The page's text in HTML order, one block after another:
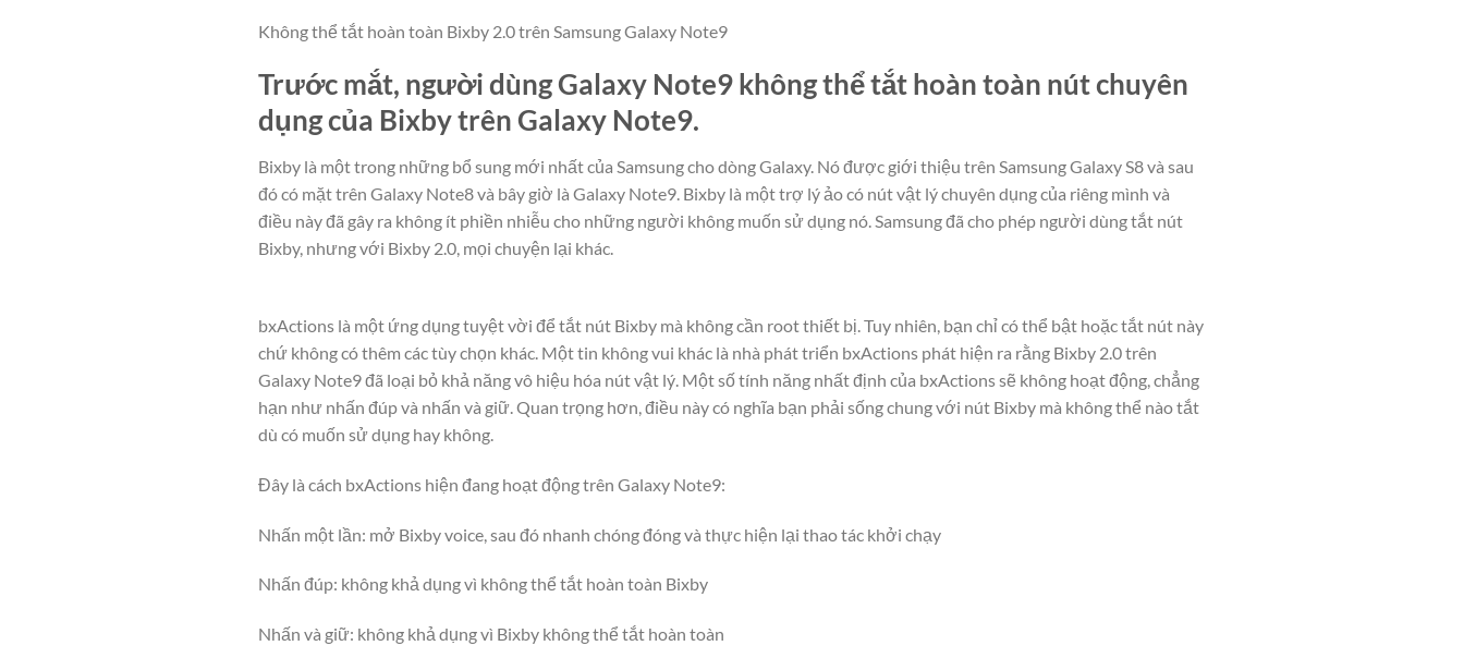
Không thể tắt hoàn toàn Bixby 2.0 trên Samsung Galaxy Note9
Trước mắt, người dùng Galaxy Note9 không thể tắt hoàn toàn nút chuyên
dụng của Bixby trên Galaxy Note9.
Bixby là một trong những bổ sung mới nhất của Samsung cho dòng Galaxy. Nó được giới thiệu trên Samsung Galaxy S8 và sau
đó có mặt trên Galaxy Note8 và bây giờ là Galaxy Note9. Bixby là một trợ lý ảo có nút vật lý chuyên dụng của riêng mình và
điều này đã gây ra không ít phiền nhiễu cho những người không muốn sử dụng nó. Samsung đã cho phép người dùng tắt nút
Bixby, nhưng với Bixby 2.0, mọi chuyện lại khác.
bxActions là một ứng dụng tuyệt vời để tắt nút Bixby mà không cần root thiết bị. Tuy nhiên, bạn chỉ có thể bật hoặc tắt nút này
chứ không có thêm các tùy chọn khác. Một tin không vui khác là nhà phát triển bxActions phát hiện ra rằng Bixby 2.0 trên
Galaxy Note9 đã loại bỏ khả năng vô hiệu hóa nút vật lý. Một số tính năng nhất định của bxActions sẽ không hoạt động, chẳng
hạn như nhấn đúp và nhấn và giữ. Quan trọng hơn, điều này có nghĩa bạn phải sống chung với nút Bixby mà không thể nào tắt
dù có muốn sử dụng hay không.
Đây là cách bxActions hiện đang hoạt động trên Galaxy Note9:
Nhấn một lần: mở Bixby voice, sau đó nhanh chóng đóng và thực hiện lại thao tác khởi chạy
Nhấn đúp: không khả dụng vì không thể tắt hoàn toàn Bixby
Nhấn và giữ: không khả dụng vì Bixby không thể tắt hoàn toàn